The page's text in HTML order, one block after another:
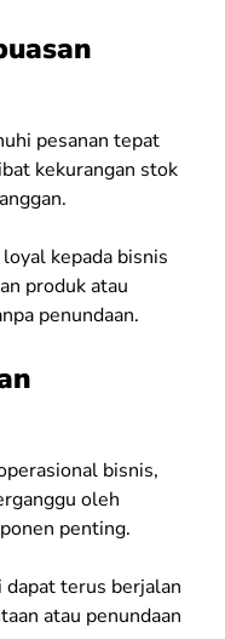
pesanan tepat
kekurangan stok
kepada bisnis
produk atau
penundaan.
bisnis,
oleh
penting.
dapat terus berjalan
atau penundaan